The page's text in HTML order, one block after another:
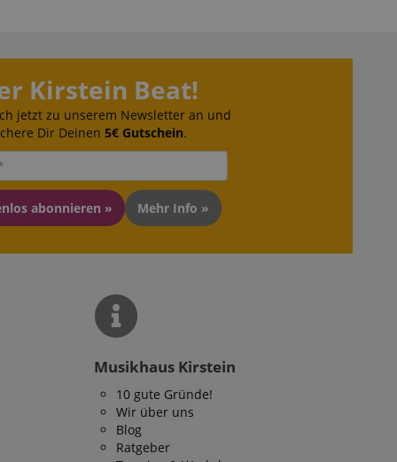
Kirstein Beat!
jetzt zu unserem Newsletter an und
Dir Deinen 5€ Gutschein.
abonnieren » Mehr Info »
Musikhaus Kirstein
10 gute Gründe!
Wir über uns
Blog
Ratgeber